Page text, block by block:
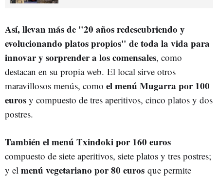
Así, llevan más de "20 años redescubriendo y
evolucionando platos propios" de toda la vida para
innovar y sorprender a los comensales, como
destacan en su propia web. El local sirve otros
maravillosos menús, como el menú Mugarra por 100
euros y compuesto de tres aperitivos, cinco platos y dos
postres.
También el menú Txindoki por 160 euros
compuesto de siete aperitivos, siete platos y tres postres;
y el menú vegetariano por 80 euros que permite